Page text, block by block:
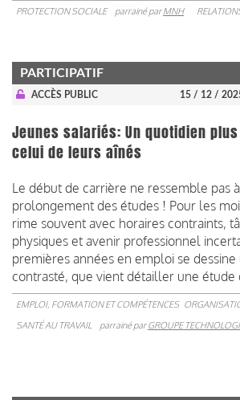
PROTECTION SOCIALE parrainé parMNH
PARTICIPATIF
ACCÈS PUBLIC 15 / 12 /
Jeunes salariés: Un quotidien
celui de leurs aînés
Le début de carrière ne ressemble pas
prolongement des études ! Pour les
rime souvent avec horaires contraints,
physiques et avenir professionnel
premières années en emploi se dessine
contrasté, que vient détailler une étude
EMPLOI, FORMATION ET COMPÉTENCES
SANTÉ AU TRAVAIL
parrainé parGROUPE